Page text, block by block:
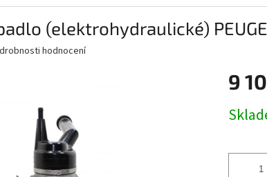
(elektrohydraulické)
hodnocení
9
cena: